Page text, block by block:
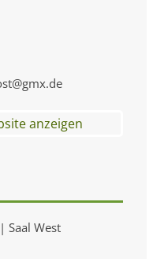
Saal West
anzeigen